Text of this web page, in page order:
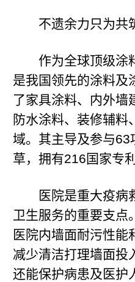
不遗余力只为共
作为全球顶级涂料
是我国领先的涂料及
了家具涂料、内外墙
防水涂料、装修辅料
域。其主导及参与
草，拥有216国家专
医院是重大疫病
卫生服务的重要支点
医院内墙面耐污性能
减少清洁打理墙面投
还能保护病患及医护